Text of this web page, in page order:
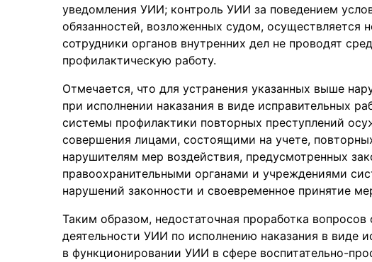
уведомления УИИ; контроль УИИ за поведением
обязанностей, возложенных судом,
сотрудники органов внутренних дел не проводят
профилактическую работу.
Отмечается, что для устранения указанных выше
при исполнении наказания в виде исправительных
системы профилактики повторных преступлений
совершения лицами, состоящими на учете,
нарушителям мер воздействия, предусмотренных
правоохранительными органами и учреждениями
нарушений законности и своевременное принятие
Таким образом, недостаточная проработка
деятельности УИИ по исполнению наказания в виде
в функционировании УИИ в сфере воспитательно-